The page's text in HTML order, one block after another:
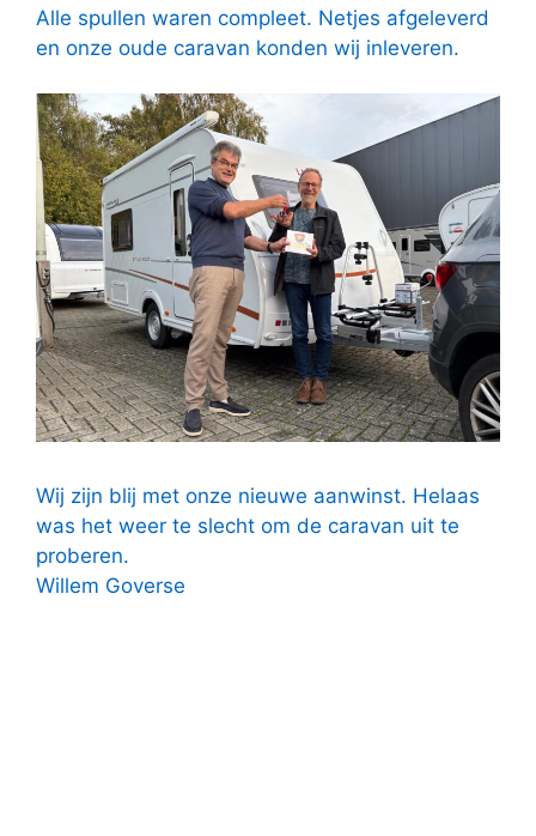
Alle spullen waren compleet. Netjes afgeleverd
en onze oude caravan konden wij inleveren.
Wij zijn blij met onze nieuwe aanwinst. Helaas
was het weer te slecht om de caravan uit te
proberen.
Willem Goverse